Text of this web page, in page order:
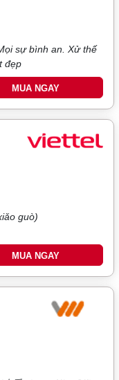
sự bình an. Xử thế
đẹp
MUA NGAY
guò)
MUA NGAY